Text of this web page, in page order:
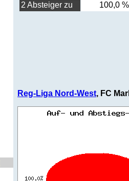
2 Absteiger zu
100,0 %
Reg-Liga Nord-West, FC